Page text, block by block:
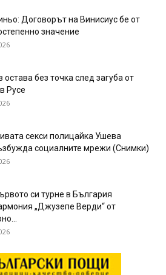
Договорът на Винисиус бе от
значение
остава без точка след загуба от
Русе
секси полицайка Ушева
социалните мрежи (Снимки)
си турне в България
„Джузепе Верди“ от